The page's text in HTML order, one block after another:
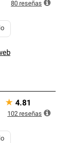
80 reseñas
★ 4.81
102 reseñas